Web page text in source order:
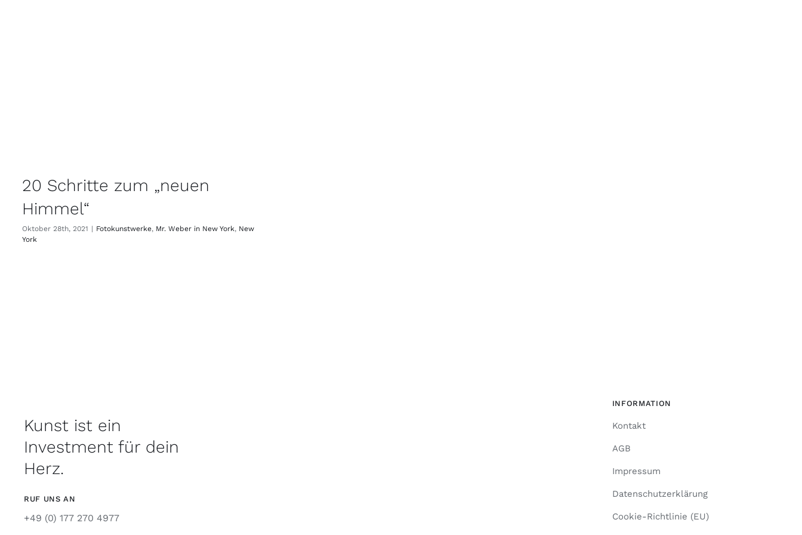
20 Schritte zum „neuen
Himmel“
Oktober 28th, 2021 | Fotokunstwerke, Mr. Weber in New York, New
York
Kunst ist ein
Investment für dein
Herz.
RUF UNS AN
+49 (0) 177 270 4977
INFORMATION
Kontakt
AGB
Impressum
Datenschutzerklärung
Cookie-Richtlinie (EU)